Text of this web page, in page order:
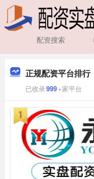
正规配资平台排行
已收录999+家平台